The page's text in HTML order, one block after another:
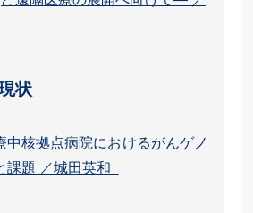
状
中核拠点病院におけるがんゲノ
課題 ／城田英和